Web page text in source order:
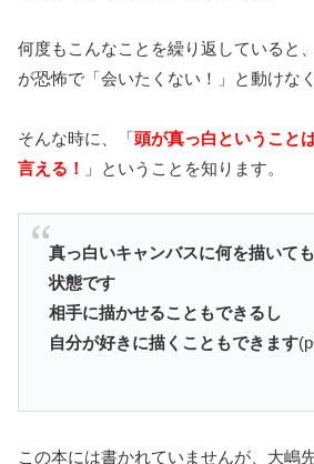
何度もこんなことを繰り返していると
が恐怖で「会いたくない！」と動けな
そんな時に、「頭が真っ白ということ
言える！
」ということを知ります。
真っ白いキャンバスに何を描いて
状態です
相手に描かせることもできるし
自分が好きに描くこともできます
この本には書かれていませんが、大嶋